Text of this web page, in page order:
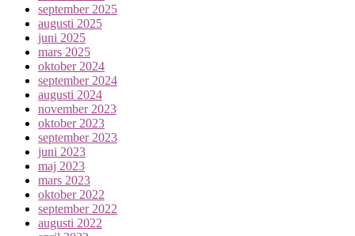
september 2025
augusti 2025
juni 2025
mars 2025
oktober 2024
september 2024
augusti 2024
november 2023
oktober 2023
september 2023
juni 2023
maj 2023
mars 2023
oktober 2022
september 2022
augusti 2022